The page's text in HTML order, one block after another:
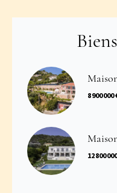
8 900 000
12 800